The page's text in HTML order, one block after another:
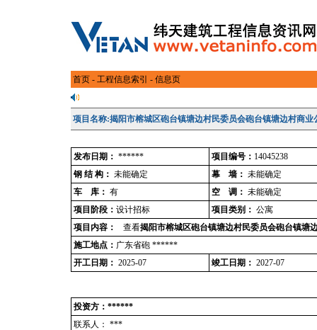
首页 - 工程信息索引 - 信息页
项目名称:揭阳市榕城区砲台镇塘边村民委员会砲台镇塘边村商业
发布日期： ****** 项目编号： 14045238
钢 结 构： 未能确定 幕 墙： 未能确定
车 库： 有 空 调： 未能确定
项目阶段： 设计招标 项目类别： 公寓
项目内容：
查看揭阳市榕城区砲台镇塘边村民委员会砲台镇塘
施工地点： 广东省砲 ******
开工日期： 2025-07 竣工日期： 2027-07
投资方：******
联系人： ***